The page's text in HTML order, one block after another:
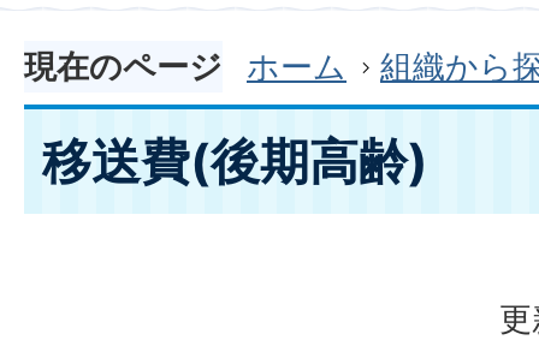
現在のページ ホーム 組織から
移送費(後期高齢)